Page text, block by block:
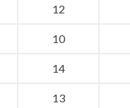
12
10
14
13